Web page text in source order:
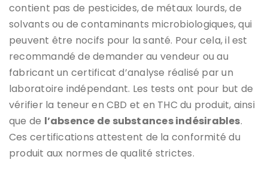
contient pas de pesticides, de métaux lourds, de
solvants ou de contaminants microbiologiques, qui
peuvent être nocifs pour la santé. Pour cela, il est
recommandé de demander au vendeur ou au
fabricant un certificat d’analyse réalisé par un
laboratoire indépendant. Les tests ont pour but de
vérifier la teneur en CBD et en THC du produit, ainsi
que de l’absence de substances indésirables.
Ces certifications attestent de la conformité du
produit aux normes de qualité strictes.